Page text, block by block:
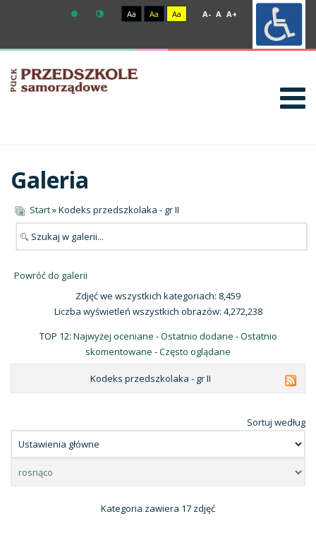
Aa Aa Aa A- A A+
Galeria
Start» Kodeks przedszkolaka - gr II
Powróć do galerii
Zdjęć we wszystkich kategoriach: 8,459
Liczba wyświetleń wszystkich obrazów: 4,272,238
TOP 12: Najwyżej oceniane -Ostatnio dodane -Ostatnio
skomentowane -Często oglądane
Kodeks przedszkolaka - gr II
Sortuj według
Kategoria zawiera 17 zdjęć